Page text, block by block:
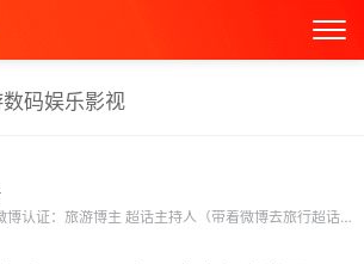
数码娱乐影视
博认证：旅游博主 超话主持人（带着微博去旅行超话）